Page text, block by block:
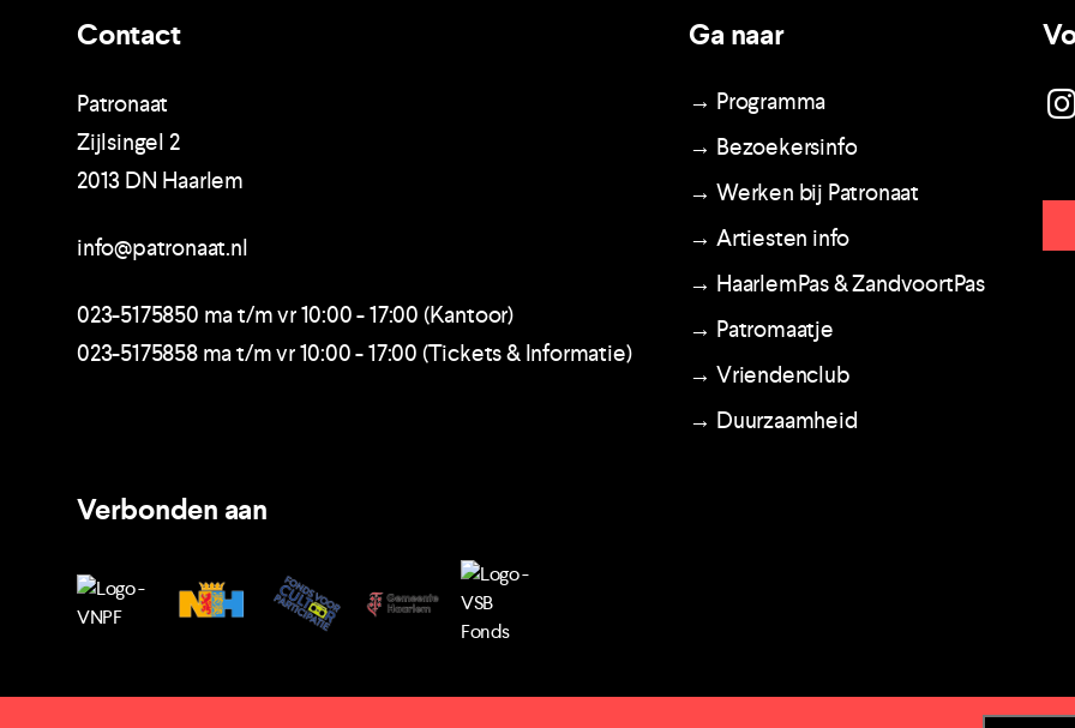
Contact
Patronaat
Zijlsingel 2
2013 DN Haarlem
info@patronaat.nl
023-5175850 ma t/m vr 10:00 - 17:00 (Kantoor)
023-5175858 ma t/m vr 10:00 - 17:00 (Tickets & Informatie)
Ga naar
→ Programma
→ Bezoekersinfo
→ Werken bij Patronaat
→ Artiesten info
→ HaarlemPas & ZandvoortPas
→ Patromaatje
→ Vriendenclub
→ Duurzaamheid
Verbonden aan